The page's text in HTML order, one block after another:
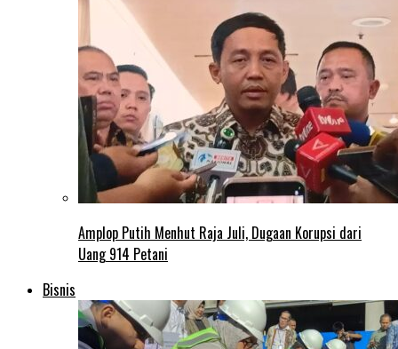
Amplop Putih Menhut Raja Juli, Dugaan Korupsi dari
Uang 914 Petani
Bisnis